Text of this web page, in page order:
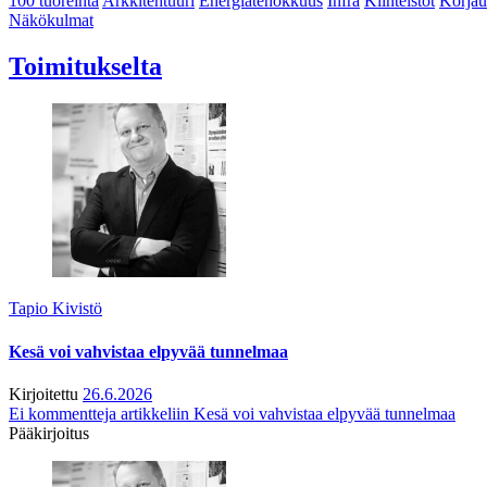
Näkökulmat
Toimitukselta
Tapio Kivistö
Kesä voi vahvistaa elpyvää tunnelmaa
Kirjoitettu 26.6.2026
Ei kommentteja artikkeliin Kesä voi vahvistaa elpyvää tunnelmaa
Pääkirjoitus